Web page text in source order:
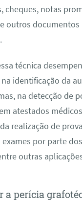
cheques, notas
outros documentos
técnica
identificação da
na detecção de
atestados
realização de
por parte dos
outras
a perícia